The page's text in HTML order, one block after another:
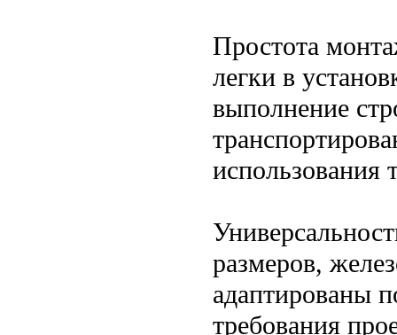
Простота
легки в
выполнение
использования
размеров,
адаптированы
требования